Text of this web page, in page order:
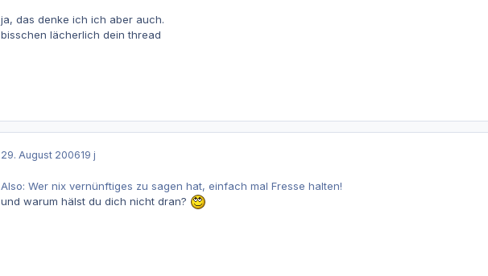
ja, das denke ich ich aber auch.
bisschen lächerlich dein thread
29. August 200619 j
Also: Wer nix vernünftiges zu sagen hat, einfach mal Fresse halten!
und warum hälst du dich nicht dran?